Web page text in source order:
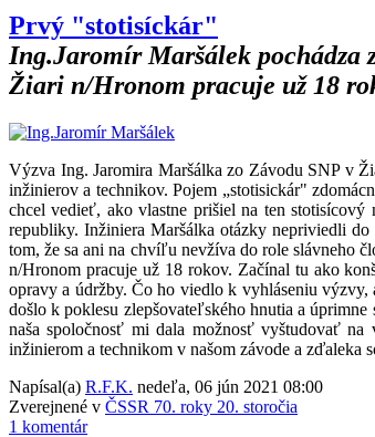
Prvý "stotisíckár"
Ing.Jaromír Maršálek pochádza
Žiari n/Hronom pracuje už 18
Výzva Ing. Jaromira Maršálka zo Závodu SNP v
inžinierov a technikov. Pojem „stotisickár"
chcel vedieť, ako vlastne prišiel na ten
republiky. Inžiniera Maršálka otázky nepriviedli
tom, že sa ani na chvíľu nevžíva do role slávneho
n/Hronom pracuje už 18 rokov. Začínal tu ako
opravy a údržby. Čo ho viedlo k vyhláseniu
došlo k poklesu zlepšovateľského hnutia a
naša spoločnosť mi dala možnosť vyštudovať
inžinierom a technikom v našom závode a zďaleka
Napísal(a) R.F.K. nedeľa, 06 jún 2021 08:00
Zverejnené v ČSSR 70. roky 20. storočia
1 komentár